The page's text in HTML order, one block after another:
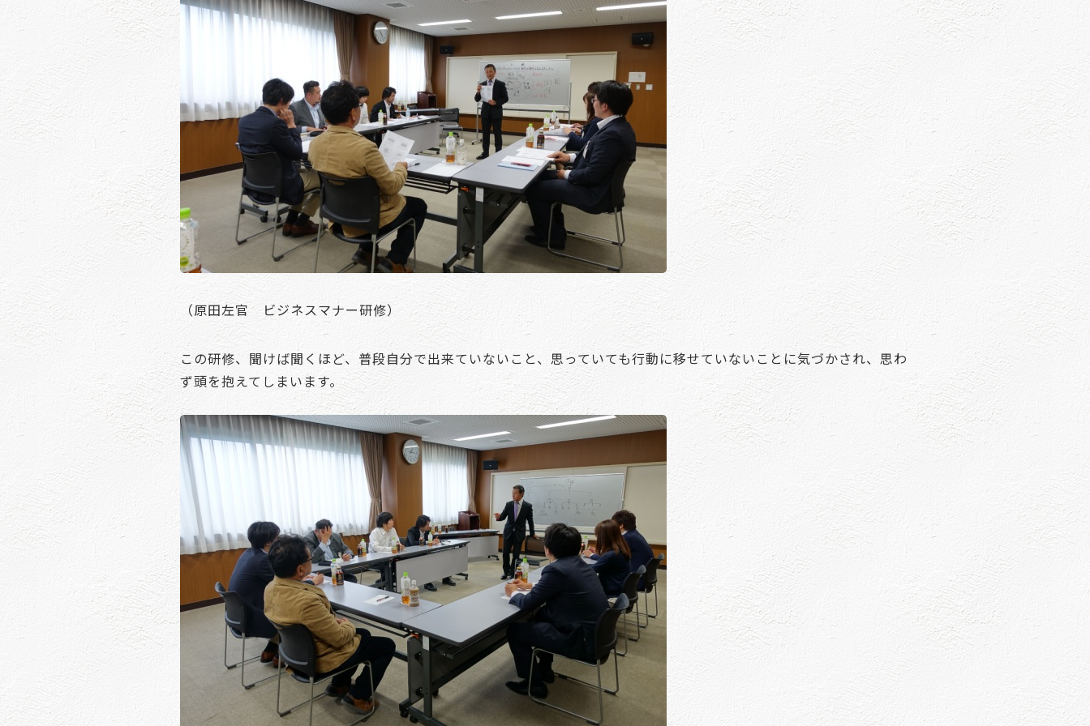
（原田左官 ビジネスマナー研修）
この研修、聞けば聞くほど、普段自分で出来ていないこと、思っていても行動に移せていないことに気づかされ、思わ
ず頭を抱えてしまいます。